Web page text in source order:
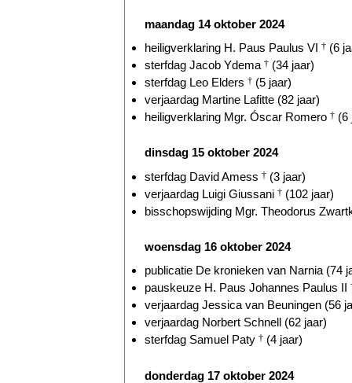
maandag 14 oktober 2024
heiligverklaring H. Paus Paulus VI † (6
sterfdag Jacob Ydema † (34 jaar)
sterfdag Leo Elders † (5 jaar)
verjaardag Martine Lafitte (82 jaar)
heiligverklaring Mgr. Óscar Romero † (6
dinsdag 15 oktober 2024
sterfdag David Amess † (3 jaar)
verjaardag Luigi Giussani † (102 jaar)
bisschopswijding Mgr. Theodorus
woensdag 16 oktober 2024
publicatie De kronieken van Narnia (74
pauskeuze H. Paus Johannes Paulus II
verjaardag Jessica van Beuningen (56
verjaardag Norbert Schnell (62 jaar)
sterfdag Samuel Paty † (4 jaar)
donderdag 17 oktober 2024